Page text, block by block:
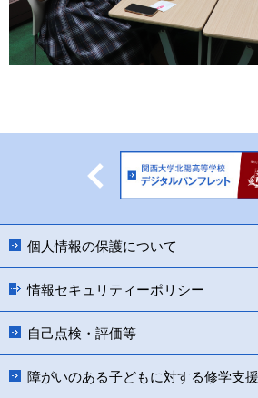
Previous
個人情報の保護について
情報セキュリティーポリシー
自己点検・評価等
障がいのある子どもに対する修学支